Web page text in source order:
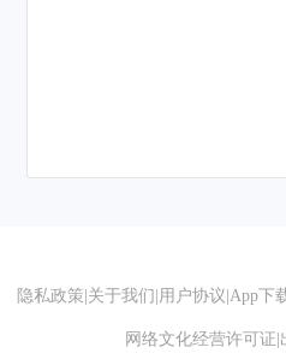
隐私政策 关于我们 用户协议 App下
网络文化经营许可证